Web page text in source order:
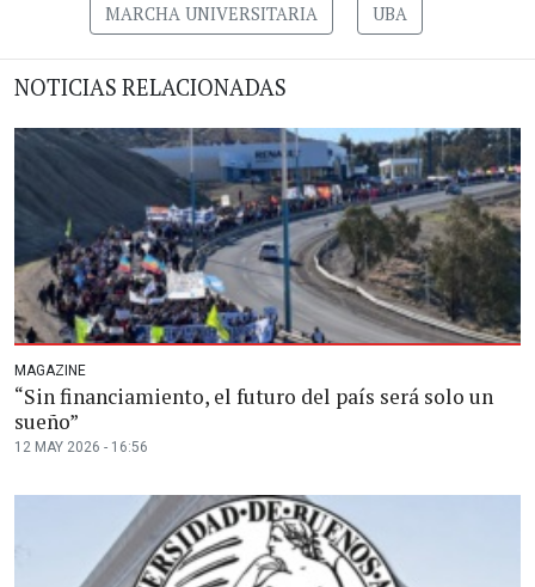
MARCHA UNIVERSITARIA UBA
NOTICIAS RELACIONADAS
MAGAZINE
“Sin financiamiento, el futuro del país será solo un
sueño”
12 MAY 2026 - 16:56